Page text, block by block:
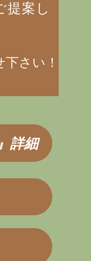
提案し
さい！
詳細